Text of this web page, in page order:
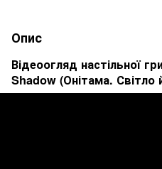
Опис
Відеоогляд настільної
Shadow (Онітама. Світло